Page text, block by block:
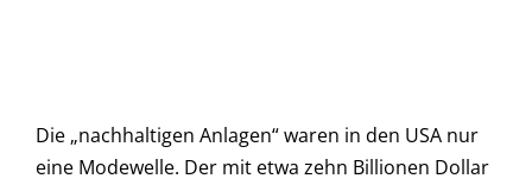
Die „nachhaltigen Anlagen“ waren in den USA nur
eine Modewelle. Der mit etwa zehn Billionen Dollar